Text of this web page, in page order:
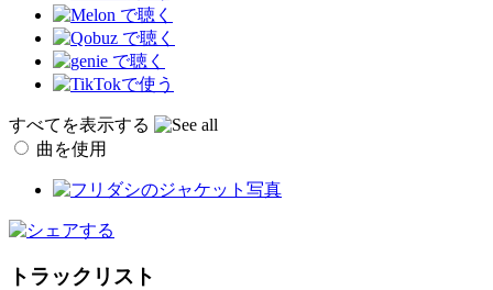
すべてを表示する
曲を使用
トラックリスト